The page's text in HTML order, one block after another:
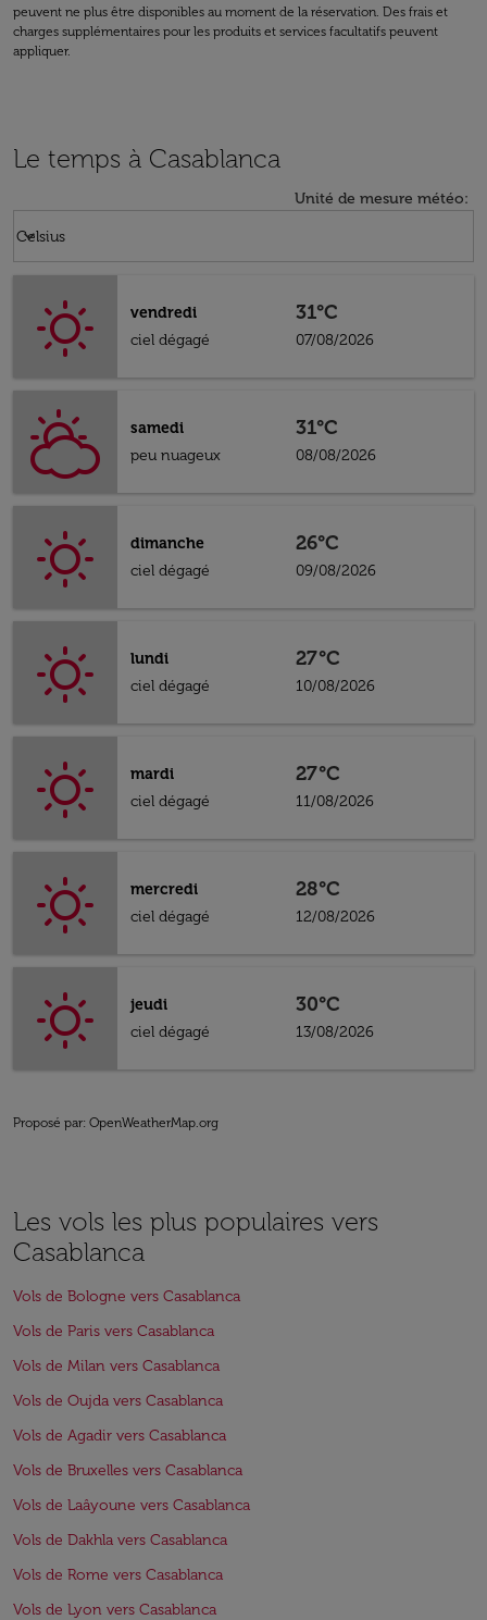
peuvent ne plus être disponibles au moment de la réservation. Des frais et
charges supplémentaires pour les produits et services facultatifs peuvent
appliquer.
Le temps à Casablanca
Unité de mesure météo:
Celsius
keyboard_arrow_down
vendredi
ciel dégagé
31°C
07/08/2026
samedi
peu nuageux
31°C
08/08/2026
dimanche
ciel dégagé
26°C
09/08/2026
lundi
ciel dégagé
27°C
10/08/2026
mardi
ciel dégagé
27°C
11/08/2026
mercredi
ciel dégagé
28°C
12/08/2026
jeudi
ciel dégagé
30°C
13/08/2026
Proposé par: OpenWeatherMap.org
Les vols les plus populaires vers
Casablanca
Vols de Bologne vers Casablanca
Vols de Paris vers Casablanca
Vols de Milan vers Casablanca
Vols de Oujda vers Casablanca
Vols de Agadir vers Casablanca
Vols de Bruxelles vers Casablanca
Vols de Laâyoune vers Casablanca
Vols de Dakhla vers Casablanca
Vols de Rome vers Casablanca
Vols de Lyon vers Casablanca